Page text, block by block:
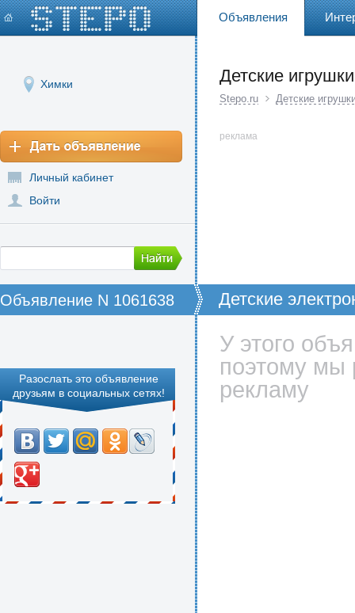
Объявления
Химки
Личный кабинет
Войти
Детские игрушки
Stepo.ru Детские
реклама
Объявление N 1061638
Детские
(Dream)
Разослать это объявление
друзьям в социальных сетях!
У этого
поэтому мы
рекламу